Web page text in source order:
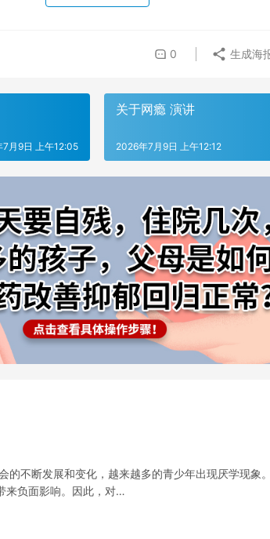
0 生成海
7月9日 上午12:05
关于网瘾 演讲
2026年7月9日 上午12:12
的不断发展和变化，越来越多的青少年出现厌学现象
来负面影响。因此，对…